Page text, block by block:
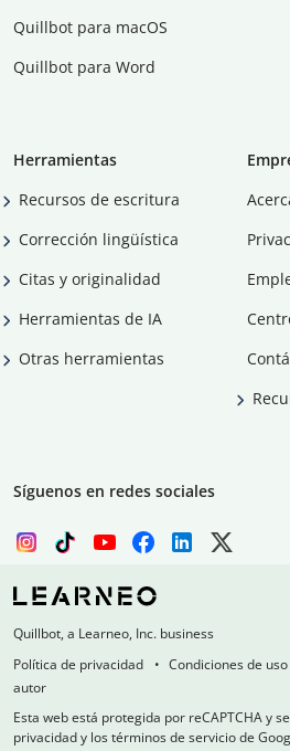
Quillbot para macOS
Quillbot para Word
Herramientas
Recursos de escritura
Corrección lingüística
Citas y originalidad
Herramientas de IA
Otras herramientas
Síguenos en redes sociales
Quillbot, a Learneo, Inc. business
Política de privacidad
Condiciones de uso
autor
Esta web está protegida por reCAPTCHA y
privacidad y los términos de servicio de